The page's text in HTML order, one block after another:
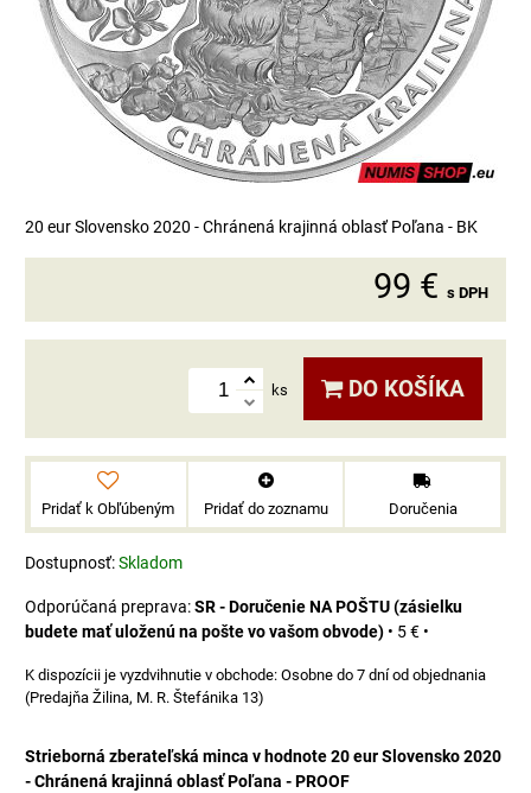
20 eur Slovensko 2020 - Chránená krajinná oblasť Poľana - BK
99 € s DPH
ks DO KOŠÍKA
Pridať k Obľúbeným Pridať do zoznamu Doručenia
Dostupnosť:Skladom
SR - Doručenie NA POŠTU (zásielku
budete mať uloženú na pošte vo vašom obvode) • 5 € •
Osobne do 7 dní od objednania
(Predajňa Žilina, M. R. Štefánika 13)
Strieborná zberateľská minca v hodnote 20 eur Slovensko 2020
- Chránená krajinná oblasť Poľana - PROOF